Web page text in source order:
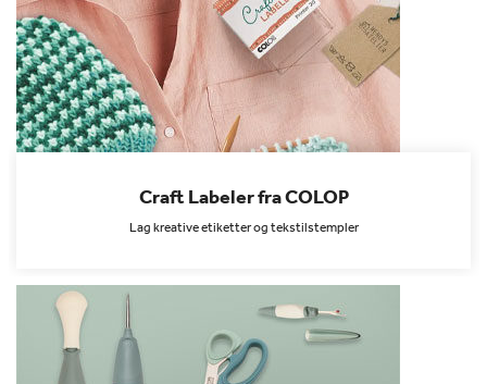
Craft Labeler fra COLOP
Lag kreative etiketter og tekstilstempler